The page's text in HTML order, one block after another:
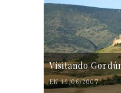
Visitando
EN 19/06/2007